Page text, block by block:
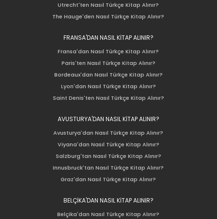
Utrecht'ten Nasıl Türkçe Kitap Alınır?
The Hauge'den Nasıl Türkçe Kitap Alınır?
FRANSA'DAN NASIL KİTAP ALINIR?
Fransa'dan Nasıl Türkçe Kitap Alınır?
Paris'ten Nasıl Türkçe Kitap Alınır?
Bordeaux'dan Nasıl Türkçe Kitap Alınır?
Lyon'dan Nasıl Türkçe Kitap Alınır?
Saint Denis'ten Nasıl Türkçe Kitap Alınır?
AVUSTURYA'DAN NASIL KİTAP ALINIR?
Avusturya'dan Nasıl Türkçe Kitap Alınır?
Viyana'dan Nasıl Türkçe Kitap Alınır?
Salzburg'tan Nasıl Türkçe Kitap Alınır?
Innusbruck'tan Nasıl Türkçe Kitap Alınır?
Graz'dan Nasıl Türkçe Kitap Alınır?
BELÇİKA'DAN NASIL KİTAP ALINIR?
Belçika'dan Nasıl Türkçe Kitap Alınır?